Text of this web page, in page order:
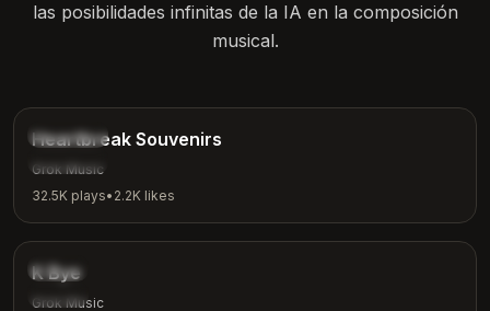
las posibilidades infinitas de la IA en la composición
musical.
Ballad
Emotional
Heartbreak Souvenirs
Grok Music
32.5K plays• 2.2K likes
Indie
Casual
K Bye
Grok Music